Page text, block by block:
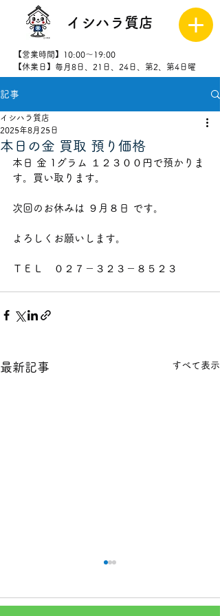
イシハラ質店
【営業時間】10:00～19:00
【休業日】毎月8日、21日、24日、第2、第4日曜
8523
記事
本日の金 買取 預り価格
イシハラ質店
2025年8月25日
本日 金 1グラム １２３００円で預かりま
す。買い取ります。
次回のお休みは ９月８日 です。
よろしくお願いします。
ＴＥＬ　０２７－３２３－８５２３
最新記事 すべて表示
格